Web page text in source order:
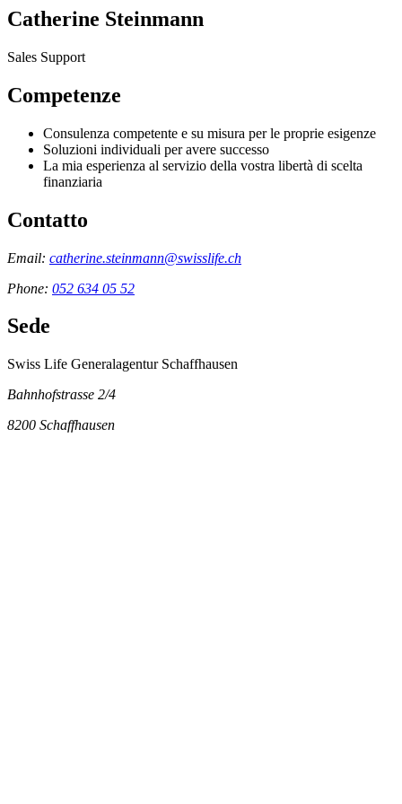
Catherine Steinmann
Sales Support
Competenze
Consulenza competente e su misura per le proprie esigenze
Soluzioni individuali per avere successo
La mia esperienza al servizio della vostra libertà di scelta
finanziaria
Contatto
Email: catherine.steinmann@swisslife.ch
Phone: 052 634 05 52
Sede
Swiss Life Generalagentur Schaffhausen
Bahnhofstrasse 2/4
8200 Schaffhausen